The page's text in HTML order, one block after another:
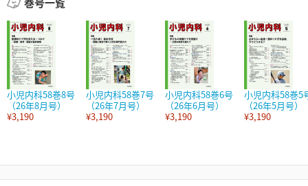
小児内科58巻8号
（26年8月号）
¥3,190
小児内科58巻7号
（26年7月号）
¥3,190
小児内科58巻6号
（26年6月号）
¥3,190
小児内科58巻5
（26年5月号）
¥3,190